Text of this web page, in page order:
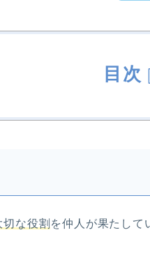
目次
切な役割 を仲人が果たして